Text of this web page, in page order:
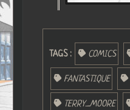
TAGS : COMICS
FANTASTIQUE
TERRY_MOORE